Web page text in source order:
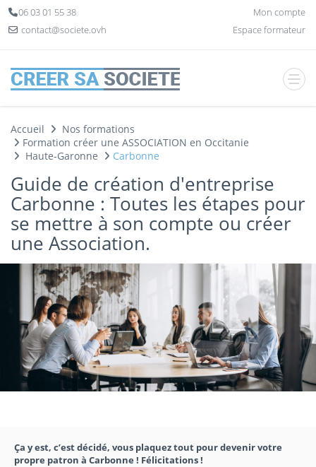
06 03 01 55 38
contact@societe.ovh
Mon compte
Espace formateur
Accueil
Nos formations
Formation créer une ASSOCIATION en Occitanie
Haute-Garonne
Carbonne
Guide de création d'entreprise
Carbonne : Toutes les étapes pour
se mettre à son compte ou créer
une Association.
Ça y est, c’est décidé, vous plaquez tout pour devenir votre
propre patron à Carbonne ! Félicitations !
Panneau de gestion des cookies